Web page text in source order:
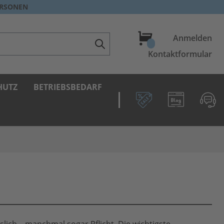
WarenkorbAnmelden
Kontaktformular
BETRIEBSBEDARF